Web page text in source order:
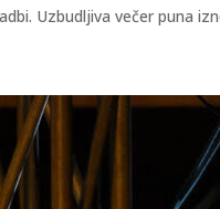
Uzbudljiva večer puna